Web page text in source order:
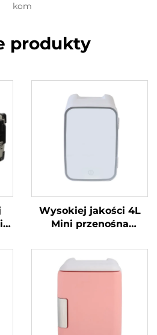
kom
produkty
Wysokiej jakości 4L
Mini przenośna
Czerwone lub białe
źródło zasilania
elektrycznego do
do użytku w garażu